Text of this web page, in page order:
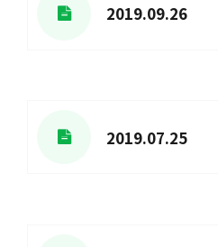
2019.09.26
2019.07.25